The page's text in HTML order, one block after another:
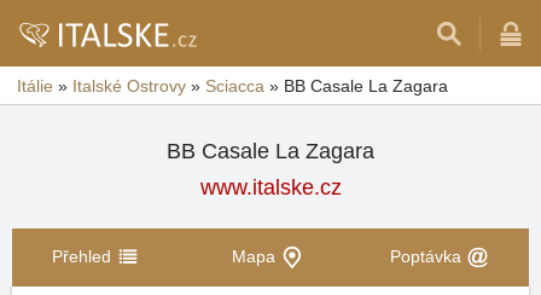
Itálie » Italské Ostrovy » Sciacca » BB Casale La Zagara
BB Casale La Zagara
www.italske.cz
Přehled Mapa Poptávka